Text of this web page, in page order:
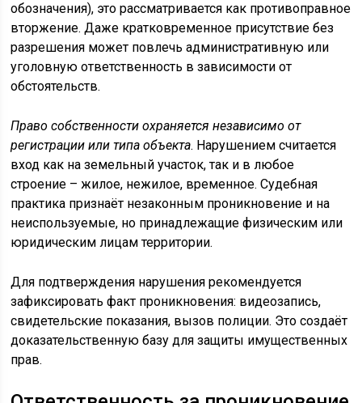
обозначения), это рассматривается как противоправное
вторжение. Даже кратковременное присутствие без
разрешения может повлечь административную или
уголовную ответственность в зависимости от
обстоятельств.
Право собственности охраняется независимо от
регистрации или типа объекта. Нарушением считается
вход как на земельный участок, так и в любое
строение – жилое, нежилое, временное. Судебная
практика признаёт незаконным проникновение и на
неиспользуемые, но принадлежащие физическим или
юридическим лицам территории.
Для подтверждения нарушения рекомендуется
зафиксировать факт проникновения: видеозапись,
свидетельские показания, вызов полиции. Это создаёт
доказательственную базу для защиты имущественных
прав.